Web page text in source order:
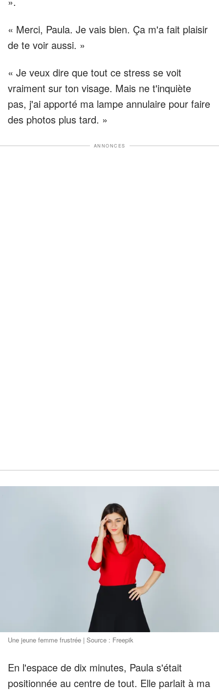
« Merci, Paula. Je vais bien. Ça m'a fait plaisir
de te voir aussi. »
« Je veux dire que tout ce stress se voit
vraiment sur ton visage. Mais ne t'inquiète
pas, j'ai apporté ma lampe annulaire pour faire
des photos plus tard. »
ANNONCES
Une jeune femme frustrée | Source : Freepik
En l'espace de dix minutes, Paula s'était
positionnée au centre de tout. Elle parlait à ma